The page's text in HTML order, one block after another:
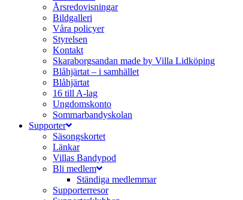
Årsredovisningar
Bildgalleri
Våra policyer
Styrelsen
Kontakt
Skaraborgsandan made by Villa Lidköping
Blåhjärtat – i samhället
Blåhjärtat
16 till A-lag
Ungdomskonto
Sommarbandyskolan
Supporter
Säsongskortet
Länkar
Villas Bandypod
Bli medlem
Ständiga medlemmar
Supporterresor